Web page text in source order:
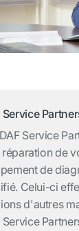
Service
Service
réparation de
de
Celui-ci
d'autres
Service